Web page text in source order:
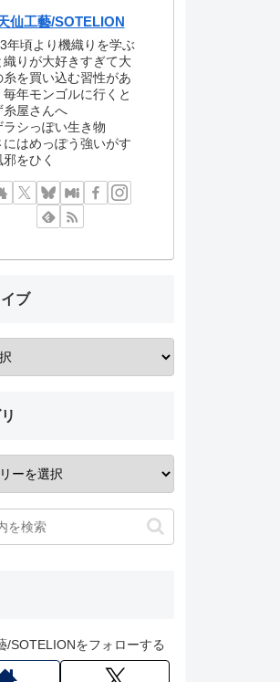
仙工藝/SOTELION
年頃より機織りを学ぶ
織りが大好きすぎて大
糸を買い込む習性があ
毎年モンゴルに行くと
糸屋さんへ
ラシっぽい生き物
にはめっぽう強いがす
邪をひく
ブ
/SOTELIONをフォローする